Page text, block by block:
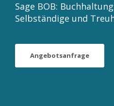
Sage BOB:
Selbständige und
Angebotsanfrage